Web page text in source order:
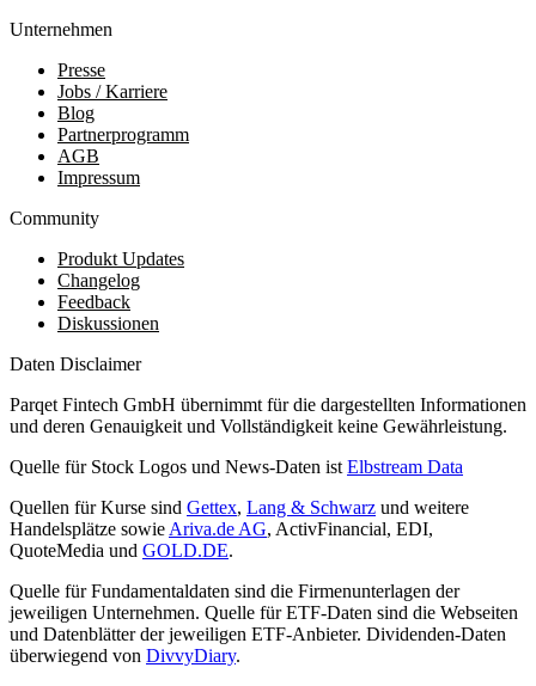
Unternehmen
Presse
Jobs / Karriere
Blog
Partnerprogramm
AGB
Impressum
Community
Produkt Updates
Changelog
Feedback
Diskussionen
Daten Disclaimer
Parqet Fintech GmbH übernimmt für die dargestellten Informationen
und deren Genauigkeit und Vollständigkeit keine Gewährleistung.
Quelle für Stock Logos und News-Daten ist Elbstream Data
Quellen für Kurse sind Gettex, Lang & Schwarz und weitere
Handelsplätze sowie Ariva.de AG, ActivFinancial, EDI,
QuoteMedia und GOLD.DE.
Quelle für Fundamentaldaten sind die Firmenunterlagen der
jeweiligen Unternehmen. Quelle für ETF-Daten sind die Webseiten
und Datenblätter der jeweiligen ETF-Anbieter. Dividenden-Daten
überwiegend von DivvyDiary.